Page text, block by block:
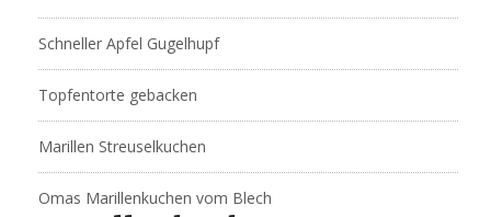
Schneller Apfel Gugelhupf
Topfentorte gebacken
Marillen Streuselkuchen
Omas Marillenkuchen vom Blech